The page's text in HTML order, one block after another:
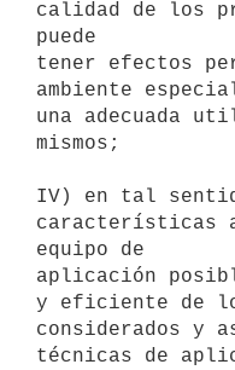
calidad de los
puede
tener efectos
ambiente
una adecuada
mismos;
IV) en tal
características
equipo de
aplicación
y eficiente de
considerados y
técnicas de